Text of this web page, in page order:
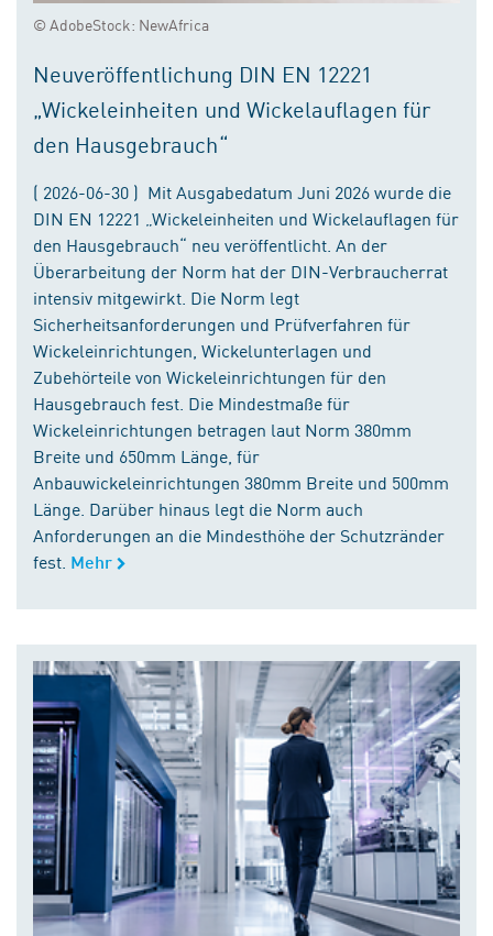
© AdobeStock: NewAfrica
Neuveröffentlichung DIN EN 12221
„Wickeleinheiten und Wickelauflagen für
den Hausgebrauch“
( 2026-06-30 ) Mit Ausgabedatum Juni 2026 wurde die
DIN EN 12221 „Wickeleinheiten und Wickelauflagen für
den Hausgebrauch“ neu veröffentlicht. An der
Überarbeitung der Norm hat der DIN-Verbraucherrat
intensiv mitgewirkt. Die Norm legt
Sicherheitsanforderungen und Prüfverfahren für
Wickeleinrichtungen, Wickelunterlagen und
Zubehörteile von Wickeleinrichtungen für den
Hausgebrauch fest. Die Mindestmaße für
Wickeleinrichtungen betragen laut Norm 380mm
Breite und 650mm Länge, für
Anbauwickeleinrichtungen 380mm Breite und 500mm
Länge. Darüber hinaus legt die Norm auch
Anforderungen an die Mindesthöhe der Schutzränder
fest. Mehr